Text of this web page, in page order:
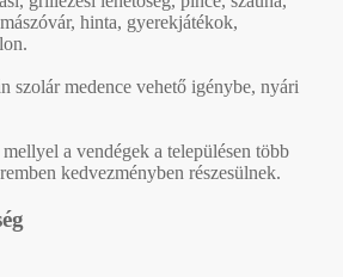
hinta, gyerekjátékok,
szolár medence vehető igénybe, nyári
a vendégek a településen több
kedvezményben részesülnek.